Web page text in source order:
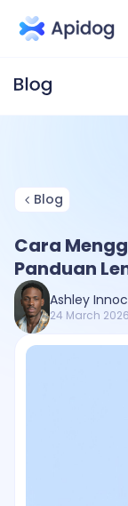
Blog
Cara
Panduan
Ashley
24 March 2026